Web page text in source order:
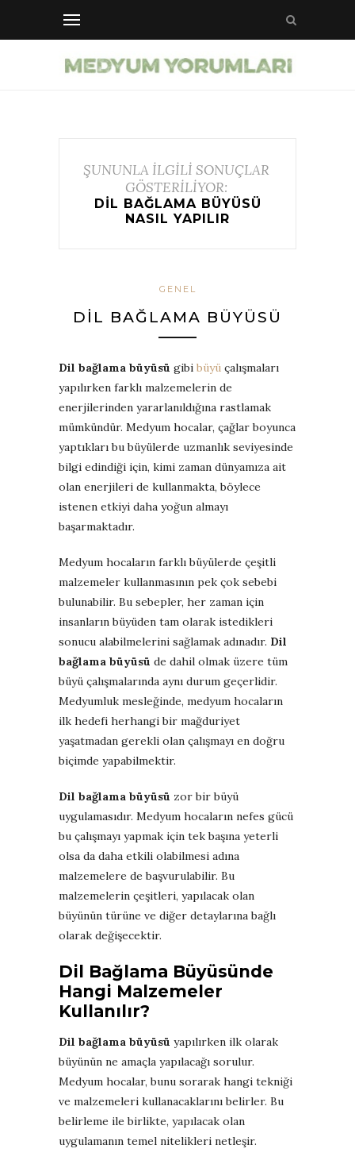
ŞUNUNLA İLGİLİ SONUÇLAR
GÖSTERİLİYOR:
DIL BAĞLAMA BÜYÜSÜ
NASIL YAPILIR
GENEL
DIL BAĞLAMA BÜYÜSÜ
Dil bağlama büyüsü gibi büyü çalışmaları
yapılırken farklı malzemelerin de
enerjilerinden yararlanıldığına rastlamak
mümkündür. Medyum hocalar, çağlar boyunca
yaptıkları bu büyülerde uzmanlık seviyesinde
bilgi edindiği için, kimi zaman dünyamıza ait
olan enerjileri de kullanmakta, böylece
istenen etkiyi daha yoğun almayı
başarmaktadır.
Medyum hocaların farklı büyülerde çeşitli
malzemeler kullanmasının pek çok sebebi
bulunabilir. Bu sebepler, her zaman için
insanların büyüden tam olarak istedikleri
sonucu alabilmelerini sağlamak adınadır. Dil
bağlama büyüsü de dahil olmak üzere tüm
büyü çalışmalarında aynı durum geçerlidir.
Medyumluk mesleğinde, medyum hocaların
ilk hedefi herhangi bir mağduriyet
yaşatmadan gerekli olan çalışmayı en doğru
biçimde yapabilmektir.
Dil bağlama büyüsü zor bir büyü
uygulamasıdır. Medyum hocaların nefes gücü
bu çalışmayı yapmak için tek başına yeterli
olsa da daha etkili olabilmesi adına
malzemelere de başvurulabilir. Bu
malzemelerin çeşitleri, yapılacak olan
büyünün türüne ve diğer detaylarına bağlı
olarak değişecektir.
Dil Bağlama Büyüsünde
Hangi Malzemeler
Kullanılır?
Dil bağlama büyüsü yapılırken ilk olarak
büyünün ne amaçla yapılacağı sorulur.
Medyum hocalar, bunu sorarak hangi tekniği
ve malzemeleri kullanacaklarını belirler. Bu
belirleme ile birlikte, yapılacak olan
uygulamanın temel nitelikleri netleşir.